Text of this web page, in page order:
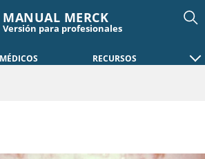
MANUAL MERCK
Versión para profesionales
RECURSOS